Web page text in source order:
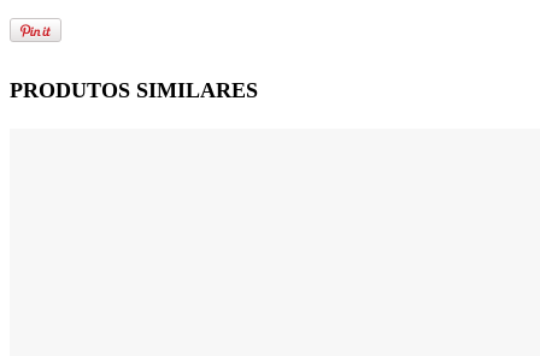
PRODUTOS SIMILARES